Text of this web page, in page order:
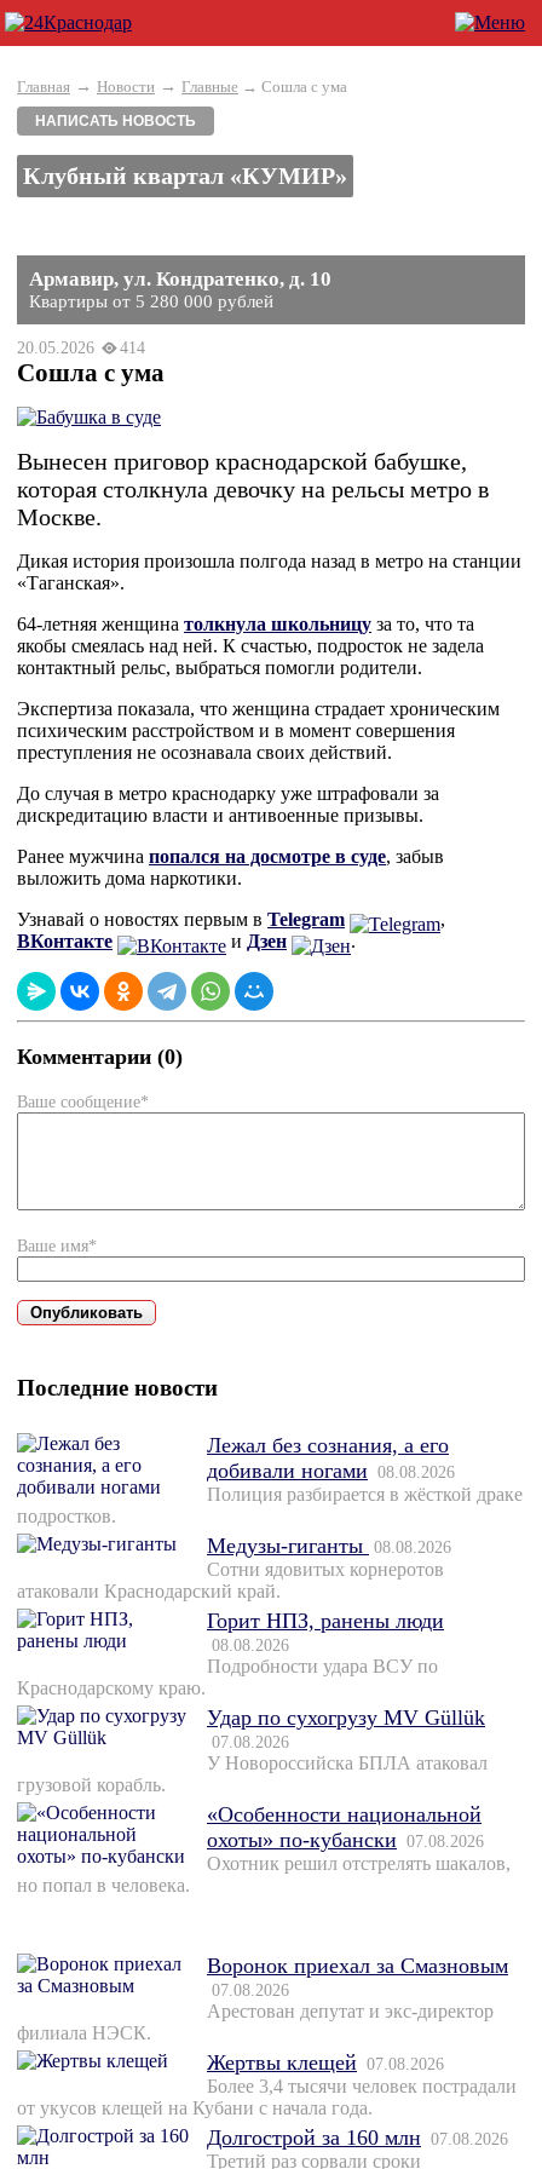
Главная → Новости → Главные → Сошла с ума
НАПИСАТЬ НОВОСТЬ
Клубный квартал «КУМИР»
Армавир, ул. Кондратенко, д. 10
Квартиры от 5 280 000 рублей
20.05.2026 414
Сошла с ума
Вынесен приговор краснодарской бабушке,
которая столкнула девочку на рельсы метро в
Москве.
Дикая история произошла полгода назад в метро на станции
«Таганская».
64-летняя женщина толкнула школьницу за то, что та
якобы смеялась над ней. К счастью, подросток не задела
контактный рельс, выбраться помогли родители.
Экспертиза показала, что женщина страдает хроническим
психическим расстройством и в момент совершения
преступления не осознавала своих действий.
До случая в метро краснодарку уже штрафовали за
дискредитацию власти и антивоенные призывы.
Ранее мужчина попался на досмотре в суде, забыв
выложить дома наркотики.
Узнавай о новостях первым в Telegram
,
ВКонтакте
и Дзен .
Комментарии (0)
Ваше сообщение*
Ваше имя*
Последние новости
Лежал без сознания, а его
добивали ногами 08.08.2026
Полиция разбирается в жёсткой драке
подростков.
Медузы-гиганты 08.08.2026
Сотни ядовитых корнеротов
атаковали Краснодарский край.
Горит НПЗ, ранены люди
08.08.2026
Подробности удара ВСУ по
Краснодарскому краю.
Удар по сухогрузу MV Güllük
07.08.2026
У Новороссийска БПЛА атаковал
грузовой корабль.
«Особенности национальной
охоты» по-кубански 07.08.2026
Охотник решил отстрелять шакалов,
но попал в человека.
Воронок приехал за Смазновым
07.08.2026
Арестован депутат и экс-директор
филиала НЭСК.
Жертвы клещей 07.08.2026
Более 3,4 тысячи человек пострадали
от укусов клещей на Кубани с начала года.
Долгострой за 160 млн 07.08.2026
Третий раз сорвали сроки